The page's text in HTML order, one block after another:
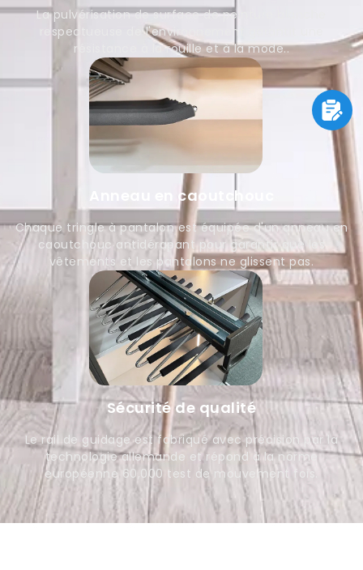
La pulvérisation de surface de peinture blanche
respectueuse de l'environnement garantit une
résistance à la rouille et à la mode..
Anneau en caoutchouc
Chaque tringle à pantalon est équipée d'un anneau en
caoutchouc antidérapant pour garantir que les
vêtements et les pantalons ne glissent pas.
Sécurité de qualité
Le rail de guidage est fabriqué avec précision par la
technologie allemande et répond à la norme
européenne 60,000 test de mouvement fois.